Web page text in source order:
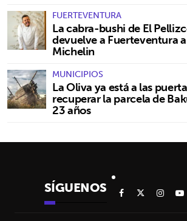
FUERTEVENTURA
La cabra-bushi de El
devuelve a Fuerteventura
Michelin
MUNICIPIOS
La Oliva ya está a las
recuperar la parcela de
23 años
SÍGUENOS